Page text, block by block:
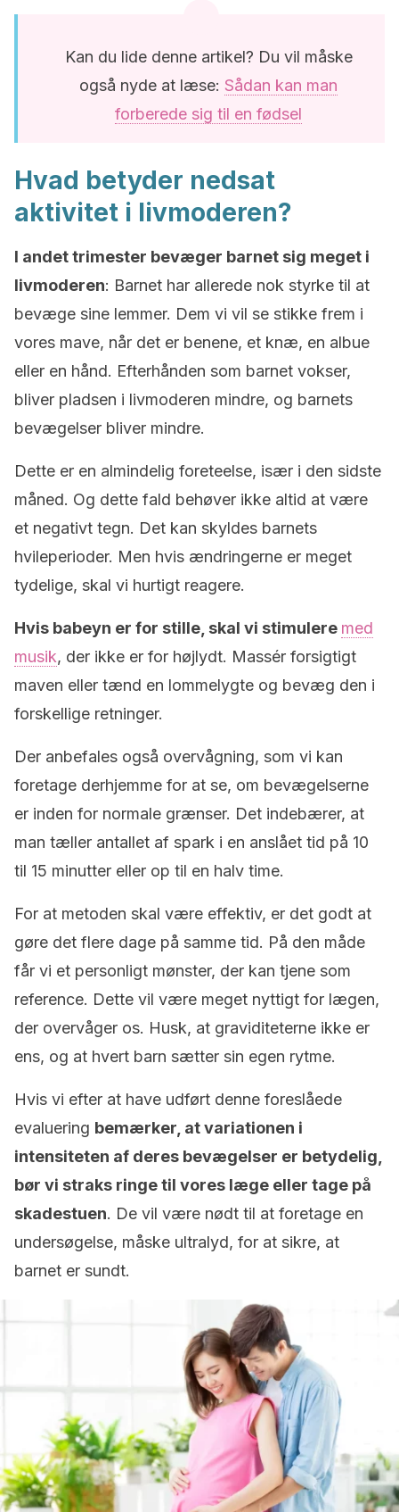
Kan du lide denne artikel? Du vil måske
også nyde at læse: Sådan kan man
forberede sig til en fødsel
Hvad betyder nedsat
aktivitet i livmoderen?
I andet trimester bevæger barnet sig meget i
livmoderen: Barnet har allerede nok styrke til at
bevæge sine lemmer. Dem vi vil se stikke frem i
vores mave, når det er benene, et knæ, en albue
eller en hånd. Efterhånden som barnet vokser,
bliver pladsen i livmoderen mindre, og barnets
bevægelser bliver mindre.
Dette er en almindelig foreteelse, især i den sidste
måned. Og dette fald behøver ikke altid at være
et negativt tegn. Det kan skyldes barnets
hvileperioder. Men hvis ændringerne er meget
tydelige, skal vi hurtigt reagere.
Hvis babeyn er for stille, skal vi stimulere med
musik, der ikke er for højlydt. Massér forsigtigt
maven eller tænd en lommelygte og bevæg den i
forskellige retninger.
Der anbefales også overvågning, som vi kan
foretage derhjemme for at se, om bevægelserne
er inden for normale grænser. Det indebærer, at
man tæller antallet af spark i en anslået tid på 10
til 15 minutter eller op til en halv time.
For at metoden skal være effektiv, er det godt at
gøre det flere dage på samme tid. På den måde
får vi et personligt mønster, der kan tjene som
reference. Dette vil være meget nyttigt for lægen,
der overvåger os. Husk, at graviditeterne ikke er
ens, og at hvert barn sætter sin egen rytme.
Hvis vi efter at have udført denne foreslåede
evaluering bemærker, at variationen i
intensiteten af deres bevægelser er betydelig,
bør vi straks ringe til vores læge eller tage på
skadestuen. De vil være nødt til at foretage en
undersøgelse, måske ultralyd, for at sikre, at
barnet er sundt.